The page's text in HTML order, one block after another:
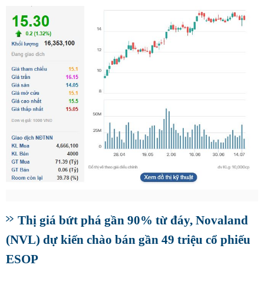
Thị giá bứt phá gần 90% từ đáy, Novaland
(NVL) dự kiến chào bán gần 49 triệu cổ phiếu
ESOP